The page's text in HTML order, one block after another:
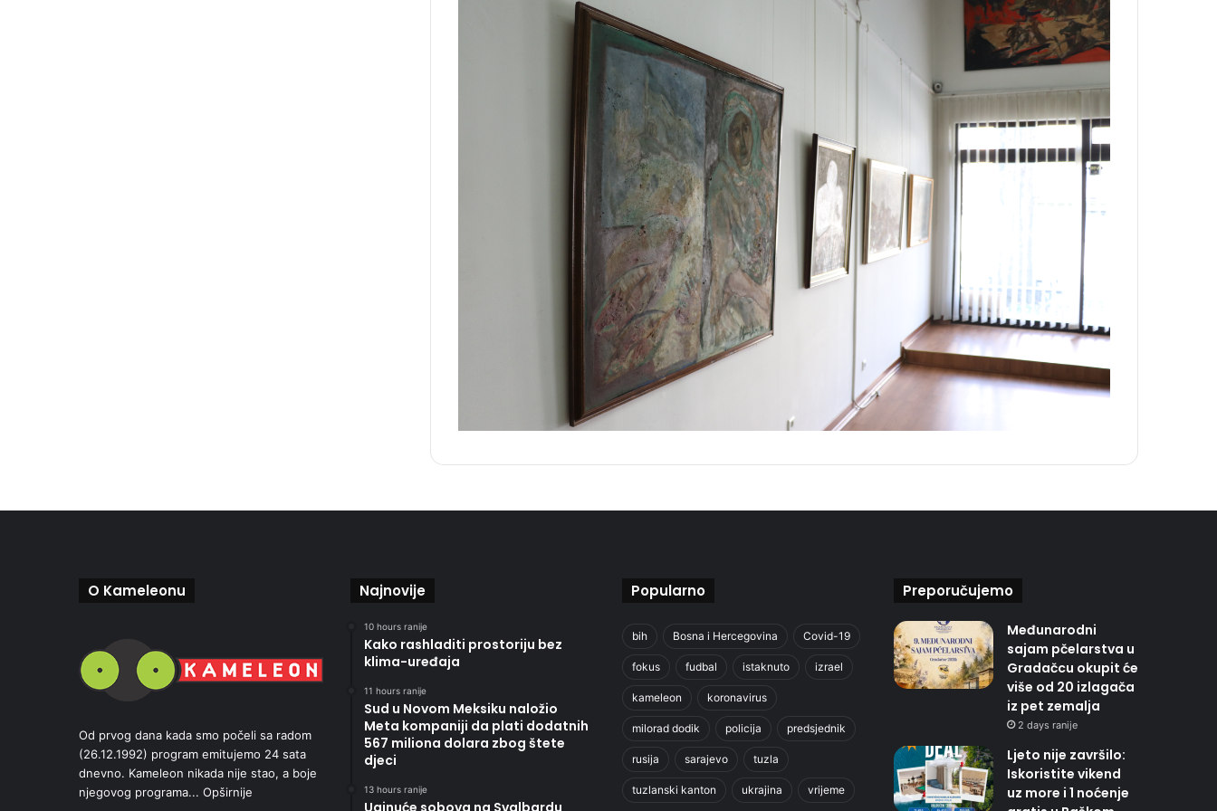
O Kameleonu
Od prvog dana kada smo počeli sa radom
(26.12.1992) program emitujemo 24 sata
dnevno. Kameleon nikada nije stao, a boje
njegovog programa... Opširnije
Najnovije
10 hours ranije
Kako rashladiti prostoriju bez
klima-uređaja
11 hours ranije
Sud u Novom Meksiku naložio
Meta kompaniji da plati dodatnih
567 miliona dolara zbog štete
djeci
13 hours ranije
Popularno
bih Bosna i Hercegovina Covid-19
fokus fudbal istaknuto izrael
kameleon koronavirus
milorad dodik policija predsjednik
rusija sarajevo tuzla
tuzlanski kanton ukrajina vrijeme
Preporučujemo
Međunarodni
sajam pčelarstva u
Gradačcu okupit će
više od 20 izlagača
iz pet zemalja
2 days ranije
Ljeto nije završilo:
Iskoristite vikend
uz more i 1 noćenje